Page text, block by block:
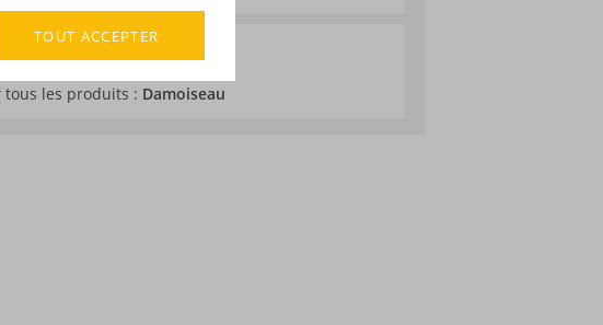
tous les produits : Damoiseau
TOUT ACCEPTER